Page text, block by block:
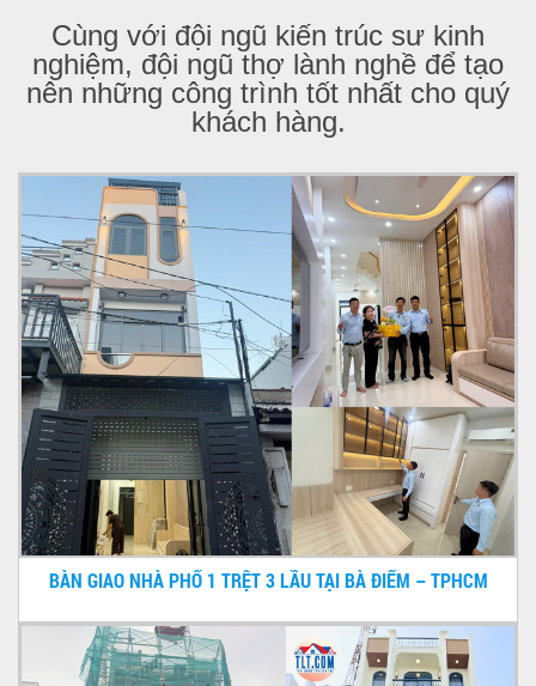
Cùng với đội ngũ kiến trúc sư kinh
nghiệm, đội ngũ thợ lành nghề để tạo
nên những công trình tốt nhất cho quý
khách hàng.
BÀN GIAO NHÀ PHỐ 1 TRỆT 3 LẦU TẠI BÀ ĐIỂM – TPHCM